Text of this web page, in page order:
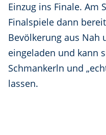
Einzug ins Finale. Am
Finalspiele dann
Bevölkerung aus Nah
eingeladen und kann
Schmankerln und
lassen.